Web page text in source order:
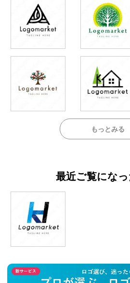
もっとみる
最近ご覧にな